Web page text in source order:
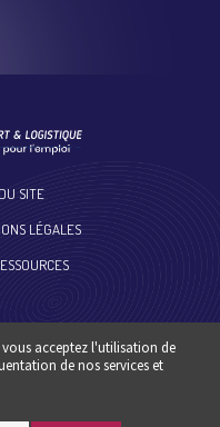
SITE
LÉGALES
acceptez l'utilisation de
de nos services et